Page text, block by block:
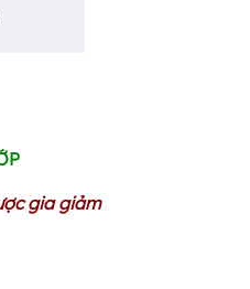
gia giảm